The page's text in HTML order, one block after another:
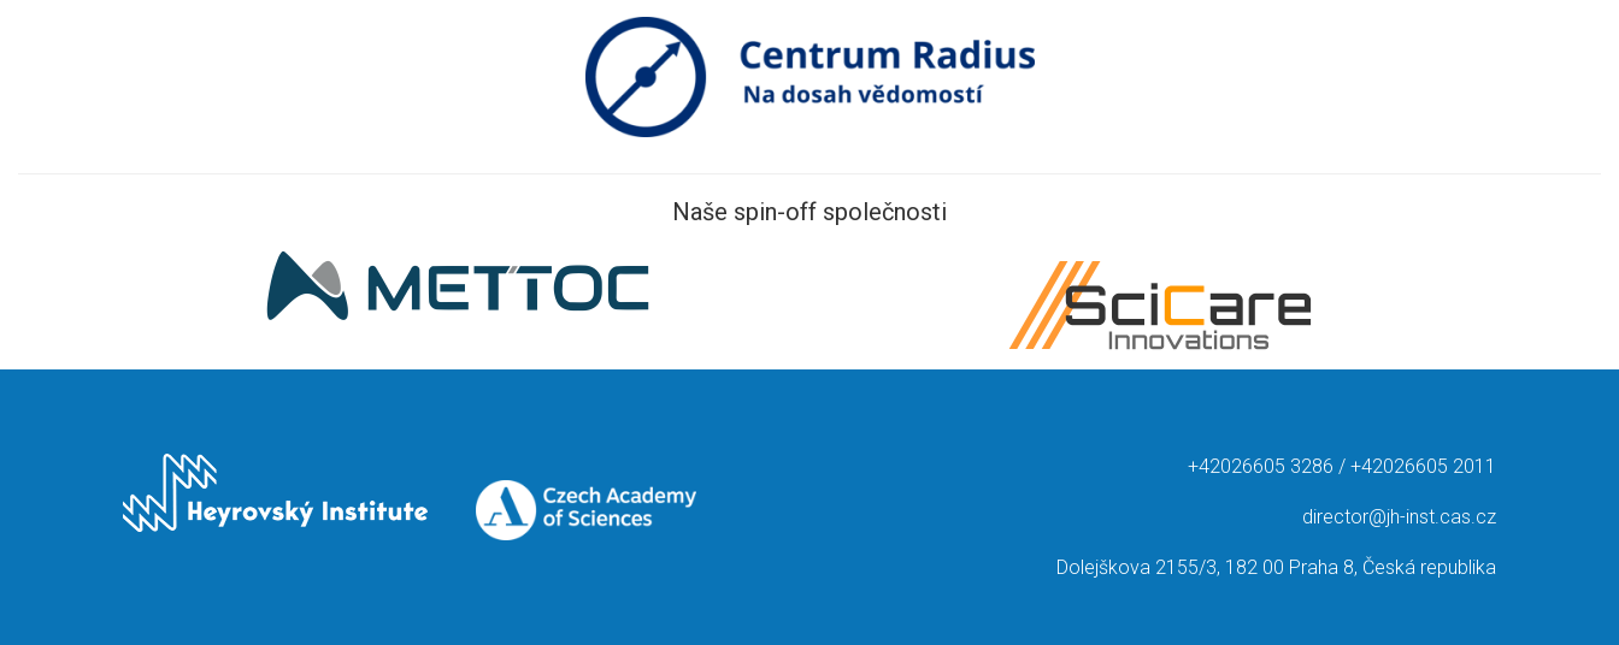
Naše spin-off společnosti
+42026605 3286 / +42026605 2011
director@jh-inst.cas.cz
Dolejškova 2155/3, 182 00 Praha 8, Česká republika